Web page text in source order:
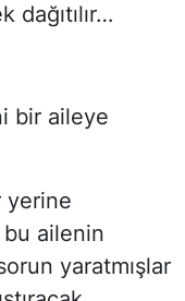
dağıtılır…
bir aileye
yerine
ailenin
yaratmışlar